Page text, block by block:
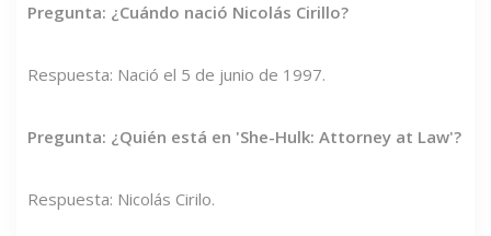
Pregunta: ¿Cuándo nació Nicolás Cirillo?
Respuesta: Nació el 5 de junio de 1997.
Pregunta: ¿Quién está en 'She-Hulk: Attorney at Law'?
Respuesta: Nicolás Cirilo.